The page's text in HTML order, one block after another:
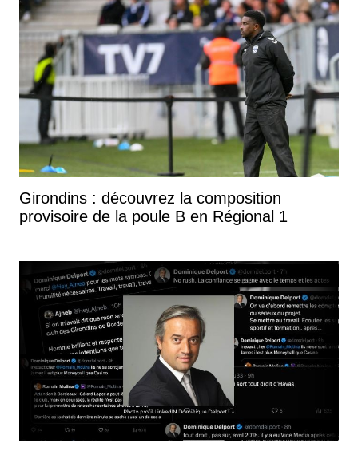
Girondins : découvrez la composition
provisoire de la poule B en Régional 1